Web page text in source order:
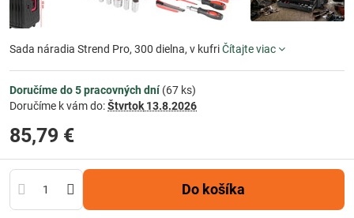
Sada náradia Strend Pro, 300 dielna, v kufriČítajte viac
Doručíme do 5 pracovných dní(67 ks)
Doručíme k vám do:Štvrtok 13.8.2026
85,79 €
Do košíka